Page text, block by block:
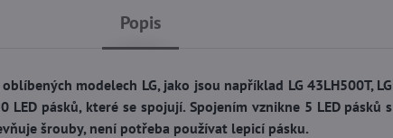
Popis
modelech LG, jako jsou například LG 43LH500T, LG
LED pásků, které se spojují. Spojením vznikne 5 LED pásků s
šrouby, není potřeba používat lepicí pásku.